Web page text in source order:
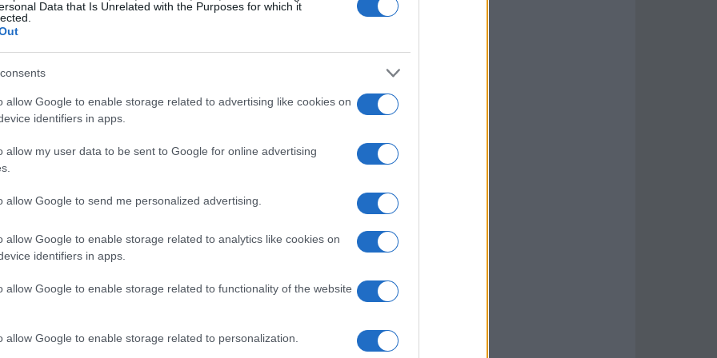
Data that Is Unrelated with the Purposes for which it
allow Google to enable storage related to advertising like cookies on
identifiers in apps.
allow my user data to be sent to Google for online advertising
allow Google to send me personalized advertising.
allow Google to enable storage related to analytics like cookies on
identifiers in apps.
allow Google to enable storage related to functionality of the website
allow Google to enable storage related to personalization.
oltre ad Ángel e Enric Gallego, pensa
più utile in base al tipo di partita
madrileno ha avvertito che è molto
avversari quando commettono errori, e
Fran Escribá.